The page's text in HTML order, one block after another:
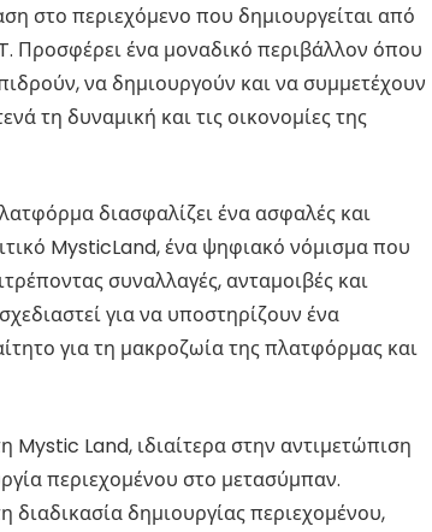
στο περιεχόμενο που δημιουργείται από
Προσφέρει ένα μοναδικό περιβάλλον όπου
να δημιουργούν και να συμμετέχουν
τη δυναμική και τις οικονομίες της
διασφαλίζει ένα ασφαλές και
MysticLand, ένα ψηφιακό νόμισμα που
συναλλαγές, ανταμοιβές και
για να υποστηρίζουν ένα
για τη μακροζωία της πλατφόρμας και
Mystic Land, ιδιαίτερα στην αντιμετώπιση
περιεχομένου στο μετασύμπαν.
διαδικασία δημιουργίας περιεχομένου,